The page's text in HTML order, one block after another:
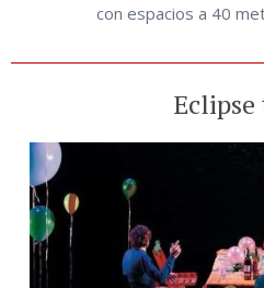
con espacios a 40